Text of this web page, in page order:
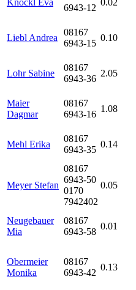
Knöckl Eva
6943-12
0.02
Liebl Andrea
08167
6943-15
0.10
Lohr Sabine
08167
6943-36
2.05
Maier
Dagmar
08167
6943-16
1.08
Mehl Erika
08167
6943-35
0.14
Meyer Stefan
08167
6943-50
0170
7942402
0.05
Neugebauer
Mia
08167
6943-58
0.01
Obermeier
Monika
08167
6943-42
0.13